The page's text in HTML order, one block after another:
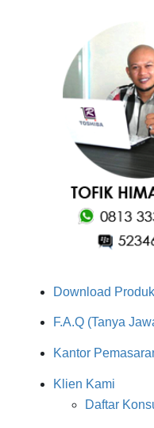
Download Produk
F.A.Q (Tanya
Kantor
Klien Kami
Daftar